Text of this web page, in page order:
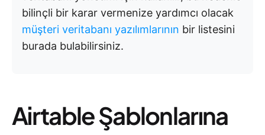
bilinçli bir karar vermenize yardımcı olacak
müşteri veritabanı yazılımlarının bir listesini
burada bulabilirsiniz.
Airtable Şablonlarına